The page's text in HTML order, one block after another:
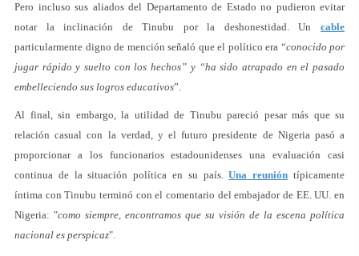
Pero incluso sus aliados del Departamento de Estado no pudieron evitar
notar la inclinación de Tinubu por la deshonestidad. Un cable
particularmente digno de mención señaló que el político era “conocido por
jugar rápido y suelto con los hechos” y “ha sido atrapado en el pasado
embelleciendo sus logros educativos”.
Al final, sin embargo, la utilidad de Tinubu pareció pesar más que su
relación casual con la verdad, y el futuro presidente de Nigeria pasó a
proporcionar a los funcionarios estadounidenses una evaluación casi
continua de la situación política en su país.Una reunión típicamente
íntima con Tinubu terminó con el comentario del embajador de EE. UU. en
Nigeria: "como siempre, encontramos que su visión de la escena política
nacional es perspicaz".